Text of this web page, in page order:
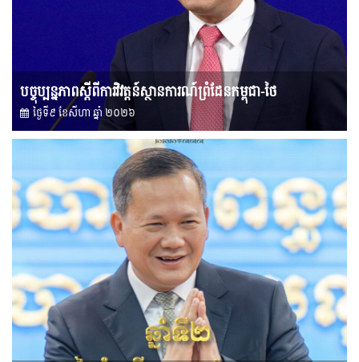
បច្ចុប្បន្នភាពស្ដីពីការវិវត្តន៍ស្ថានការណ៍ព្រំដែនកម្ពុជា-ថៃ
ថ្ងៃទី៩ ខែ​សីហា ឆ្នាំ ២០២៦